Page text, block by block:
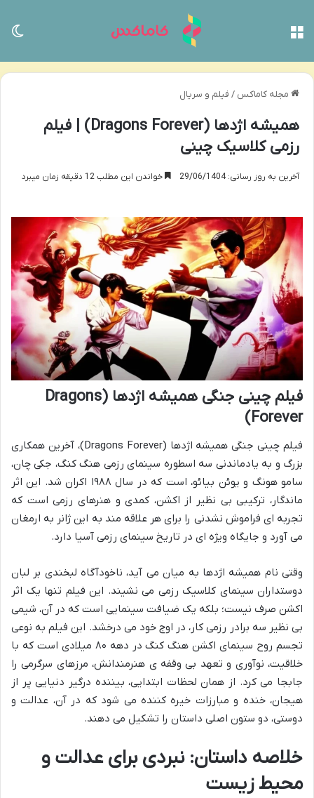
مجله کاماکس / فیلم و سریال
همیشه اژدها (Dragons Forever) | فیلم
رزمی کلاسیک چینی
آخرین به روز رسانی: 29/06/1404 خواندن این مطلب 12 دقیقه زمان میبرد
فیلم چینی جنگی همیشه اژدها (Dragons
Forever)
فیلم چینی جنگی همیشه اژدها (Dragons Forever)، آخرین همکاری
بزرگ و به یادماندنی سه اسطوره سینمای رزمی هنگ کنگ، جکی چان،
سامو هونگ و یوئن بیائو، است که در سال ۱۹۸۸ اکران شد. این اثر
ماندگار، ترکیبی بی نظیر از اکشن، کمدی و هنرهای رزمی است که
تجربه ای فراموش نشدنی را برای هر علاقه مند به این ژانر به ارمغان
می آورد و جایگاه ویژه ای در تاریخ سینمای رزمی آسیا دارد.
وقتی نام همیشه اژدها به میان می آید، ناخودآگاه لبخندی بر لبان
دوستداران سینمای کلاسیک رزمی می نشیند. این فیلم تنها یک اثر
اکشن صرف نیست؛ بلکه یک ضیافت سینمایی است که در آن، شیمی
بی نظیر سه برادر رزمی کار، در اوج خود می درخشد. این فیلم به نوعی
تجسم روح سینمای اکشن هنگ کنگ در دهه ۸۰ میلادی است که با
خلاقیت، نوآوری و تعهد بی وقفه ی هنرمندانش، مرزهای سرگرمی را
جابجا می کرد. از همان لحظات ابتدایی، بیننده درگیر دنیایی پر از
هیجان، خنده و مبارزات خیره کننده می شود که در آن، عدالت و
دوستی، دو ستون اصلی داستان را تشکیل می دهند.
خلاصه داستان: نبردی برای عدالت و
محیط زیست